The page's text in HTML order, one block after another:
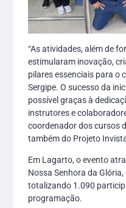
“As atividades, além de
estimularam inovação,
pilares essenciais para o
Sergipe. O sucesso da
possível graças à
instrutores e
coordenador dos cursos
também do Projeto
Em Lagarto, o evento
Nossa Senhora da
totalizando 1.090
programação.